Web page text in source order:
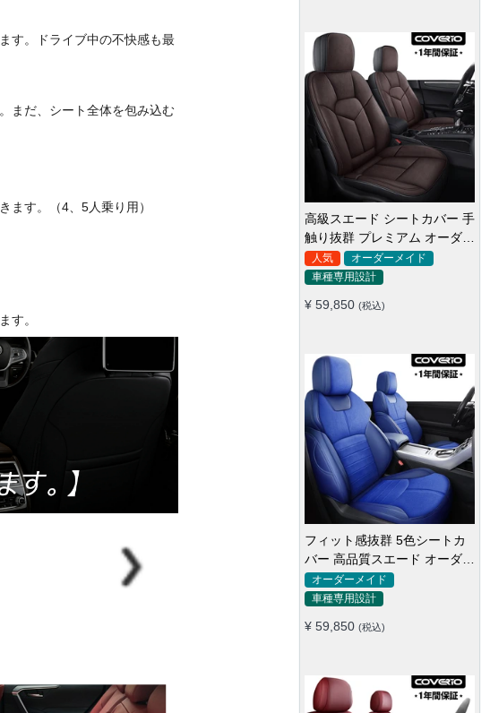
す。ドライブ中の不快感も最
まだ、シート全体を包み込む
ます。（4、5人乗り用）
す。
高級スエード シートカバー 手
触り抜群 プレミアム オーダー
メイド 防水防汚 全席セット
人気
オーダーメイド
車種専用設計
¥ 59,850 (税込)
フィット感抜群 5色シートカ
バー 高品質スエード オーダー
メイド 防汚防水 耐久性
オーダーメイド
車種専用設計
¥ 59,850 (税込)